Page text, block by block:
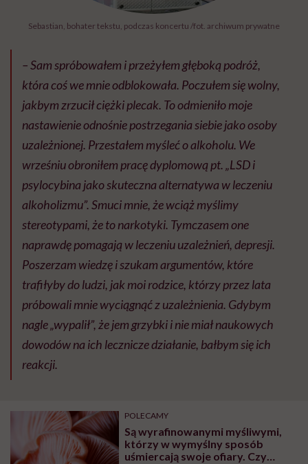
Sebastian, bohater tekstu, podczas koncertu /fot. archiwum prywatne
– Sam spróbowałem i przeżyłem głęboką podróż,
która coś we mnie odblokowała. Poczułem się wolny,
jakbym zrzucił ciężki plecak. To odmieniło moje
nastawienie odnośnie postrzegania siebie jako osoby
uzależnionej. Przestałem myśleć o alkoholu. We
wrześniu obroniłem pracę dyplomową pt. „LSD i
psylocybina jako skuteczna alternatywa w leczeniu
alkoholizmu”. Smuci mnie, że wciąż myślimy
stereotypami, że to narkotyki. Tymczasem one
naprawdę pomagają w leczeniu uzależnień, depresji.
Poszerzam wiedzę i szukam argumentów, które
trafiłyby do ludzi, jak moi rodzice, którzy przez lata
próbowali mnie wyciągnąć z uzależnienia. Gdybym
nagle „wypalił”, że jem grzybki i nie miał naukowych
dowodów na ich lecznicze działanie, bałbym się ich
reakcji.
POLECAMY
Są wyrafinowanymi myśliwymi,
którzy w wymyślny sposób
uśmiercają swoje ofiary. Czy